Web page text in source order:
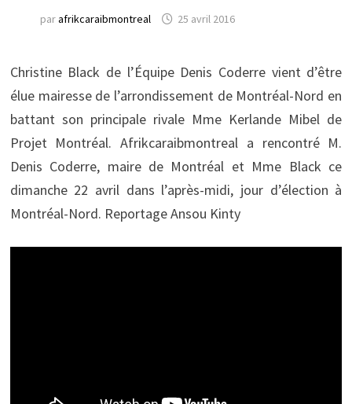
parafrikcaraibmontreal 25 avril 2016
Christine Black de l’Équipe Denis Coderre vient d’être
élue mairesse de l’arrondissement de Montréal-Nord en
battant son principale rivale Mme Kerlande Mibel de
Projet Montréal. Afrikcaraibmontreal a rencontré M.
Denis Coderre, maire de Montréal et Mme Black ce
dimanche 22 avril dans l’après-midi, jour d’élection à
Montréal-Nord. Reportage Ansou Kinty